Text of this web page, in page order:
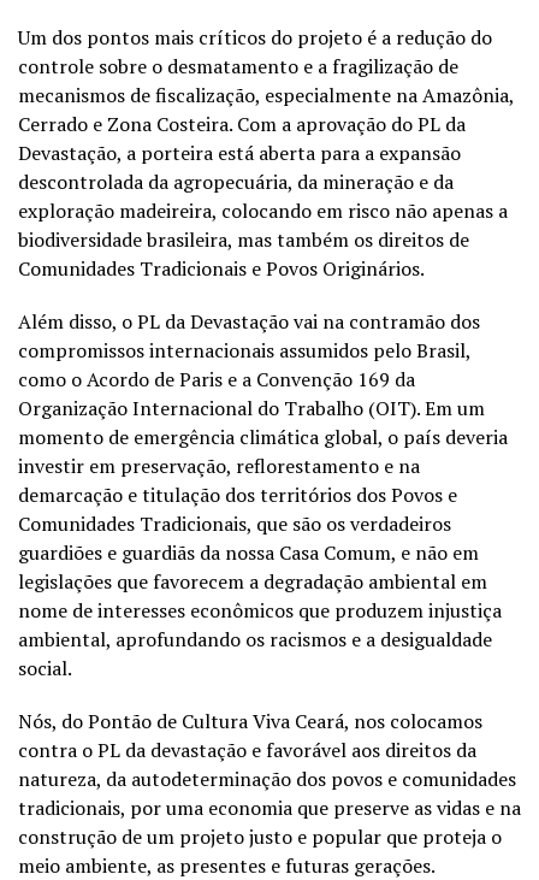
Um dos pontos mais críticos do projeto é a redução do
controle sobre o desmatamento e a fragilização de
mecanismos de fiscalização, especialmente na Amazônia,
Cerrado e Zona Costeira. Com a aprovação do PL da
Devastação, a porteira está aberta para a expansão
descontrolada da agropecuária, da mineração e da
exploração madeireira, colocando em risco não apenas a
biodiversidade brasileira, mas também os direitos de
Comunidades Tradicionais e Povos Originários.
Além disso, o PL da Devastação vai na contramão dos
compromissos internacionais assumidos pelo Brasil,
como o Acordo de Paris e a Convenção 169 da
Organização Internacional do Trabalho (OIT). Em um
momento de emergência climática global, o país deveria
investir em preservação, reflorestamento e na
demarcação e titulação dos territórios dos Povos e
Comunidades Tradicionais, que são os verdadeiros
guardiões e guardiãs da nossa Casa Comum, e não em
legislações que favorecem a degradação ambiental em
nome de interesses econômicos que produzem injustiça
ambiental, aprofundando os racismos e a desigualdade
social.
Nós, do Pontão de Cultura Viva Ceará, nos colocamos
contra o PL da devastação e favorável aos direitos da
natureza, da autodeterminação dos povos e comunidades
tradicionais, por uma economia que preserve as vidas e na
construção de um projeto justo e popular que proteja o
meio ambiente, as presentes e futuras gerações.